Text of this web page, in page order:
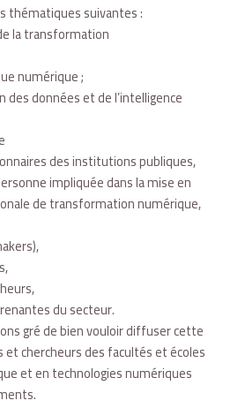
thématiques suivantes :
la transformation
numérique ;
des données et de l’intelligence
des institutions publiques,
impliquée dans la mise en
de transformation numérique,
du secteur.
gré de bien vouloir diffuser cette
chercheurs des facultés et écoles
et en technologies numériques